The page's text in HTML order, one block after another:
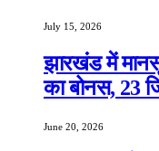
July 15, 2026
झारखंड में
का बोनस, 23
June 20, 2026